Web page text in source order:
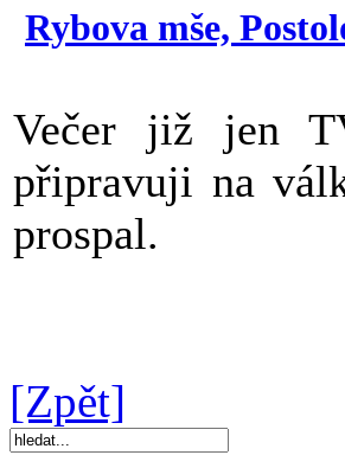
Rybova mše,
Večer již jen
připravuji na
prospal.
[Zpět]